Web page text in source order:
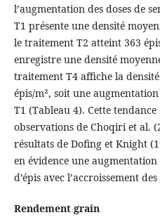
l’augmentation des doses de
T1 présente une densité
le traitement T2 atteint 363
enregistre une densité
traitement T4 affiche la
épis/m², soit une
T1 (Tableau 4). Cette tendance
observations de Choqiri et al.
résultats de Dofing et Knight
en évidence une
d’épis avec l’accroissement
Rendement grain